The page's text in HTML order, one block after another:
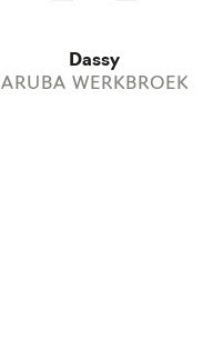
Dassy
ARUBA WERKBROEK